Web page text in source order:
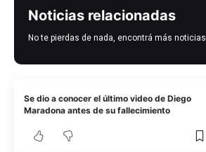
Noticias relacionadas
No te pierdas de nada, encontrá más noticias
Se dio a conocer el último video de Diego
Maradona antes de su fallecimiento